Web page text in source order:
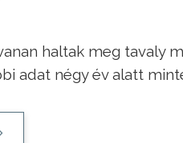
haltak meg tavaly
adat négy év alatt